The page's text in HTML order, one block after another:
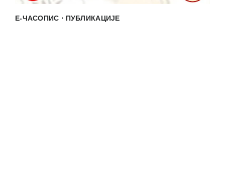
Е-ЧАСОПИС · ПУБЛИКАЦИЈЕ